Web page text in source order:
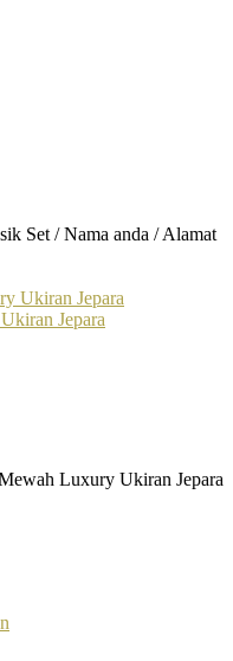
Set / Nama anda / Alamat
Jepara
Luxury Ukiran Jepara